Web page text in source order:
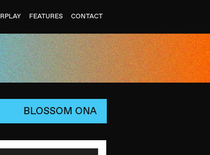
FEATURES CONTACT
BLOSSOM ONA